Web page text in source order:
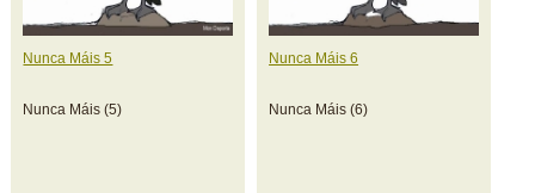
Nunca Máis 5
Nunca Máis (5)
Nunca Máis 6
Nunca Máis (6)